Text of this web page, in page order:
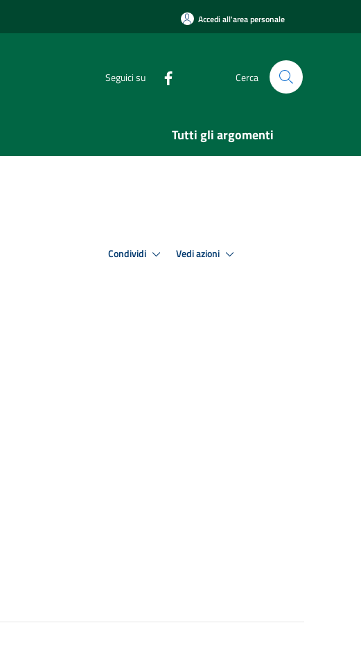
Accedi all'area personale
Seguici su Cerca
Tutti gli argomenti
Condividi Vedi azioni